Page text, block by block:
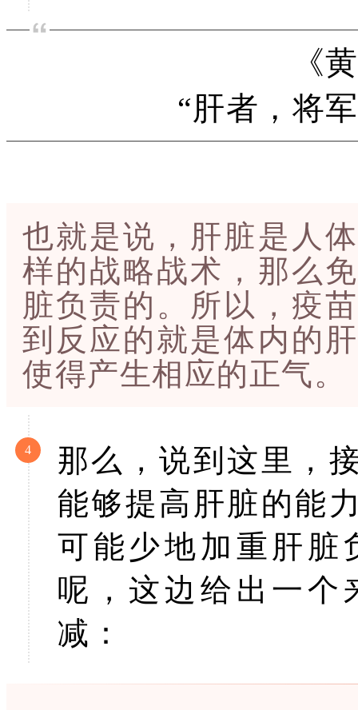
《
“肝者，将
也就是说，肝脏是人
样的战略战术，那么
脏负责的。所以，疫
到反应的就是体内的
使得产生相应的正气。
4
那么，说到这里，
能够提高肝脏的能
可能少地加重肝脏
呢，这边给出一个
减：